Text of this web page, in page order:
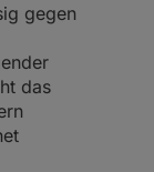
gegen
das